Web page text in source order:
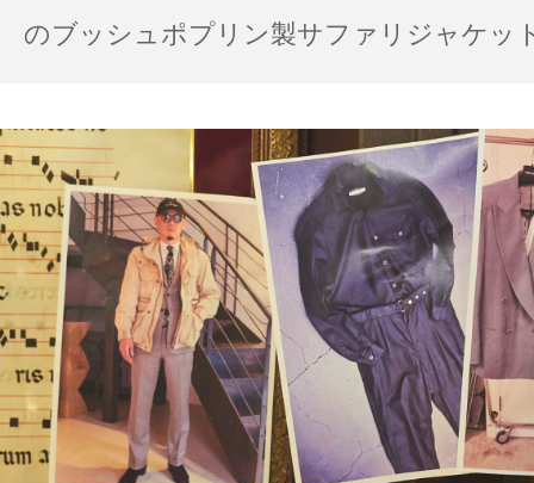
のブッシュポプリン製サファリジャケッ